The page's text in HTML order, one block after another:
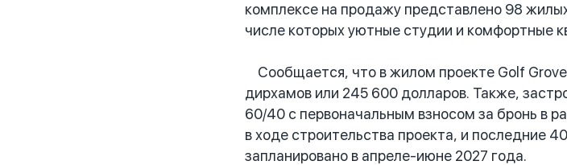
комплексе на продажу представлено 98
числе которых уютные студии и комфортные
Сообщается, что в жилом проекте Golf
дирхамов или 245 600 долларов. Также,
60/40 с первоначальным взносом за бронь в
в ходе строительства проекта, и последние
запланировано в апреле-июне 2027 года.